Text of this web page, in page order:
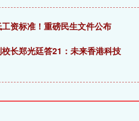
资标准！重磅民生文件公布
长郑光廷答21：未来香港科技